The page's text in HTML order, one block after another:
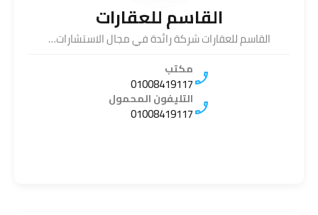
القاسم للعقارات
القاسم للعقارات شركة رائدة في مجال الاستشارات…
مكتب
01008419117
التليفون المحمول
01008419117